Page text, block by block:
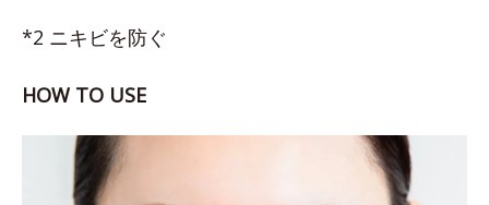
*2 ニキビを防ぐ
HOW TO USE